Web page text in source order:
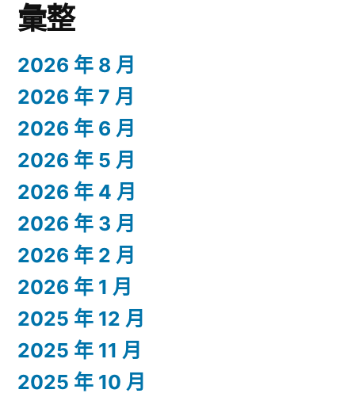
彙整
2026 年 8 月
2026 年 7 月
2026 年 6 月
2026 年 5 月
2026 年 4 月
2026 年 3 月
2026 年 2 月
2026 年 1 月
2025 年 12 月
2025 年 11 月
2025 年 10 月